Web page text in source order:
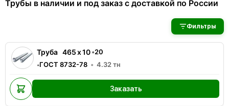
Трубы в наличии и под заказ с доставкой по России
В наличии 51 позиций трубы стальные. Купить трубы оптом
Фильтры
Труба 465x10•20
•ГОСТ 8732-78 4.32 тн
Заказать